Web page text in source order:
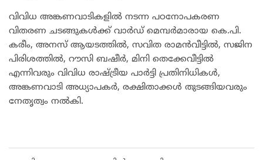
വിവിധ അങ്കണവാടികളിൽ നടന്ന പഠനോപകരണ
വിതരണ ചടങ്ങുകൾക്ക് വാർഡ് മെമ്പർമാരായ കെ.പി.
കരീം, അനസ് ആയടത്തിൽ, സവിത രാമൻവീട്ടിൽ, സജിന
പിരിശത്തിൽ, റൗസി ബഷീർ, മിനി തെക്കേവീട്ടിൽ
എന്നിവരും വിവിധ രാഷ്ട്രീയ പാർട്ടി പ്രതിനിധികൾ,
അങ്കണവാടി അധ്യാപകർ, രക്ഷിതാക്കൾ തുടങ്ങിയവരും
നേതൃത്വം നൽകി.